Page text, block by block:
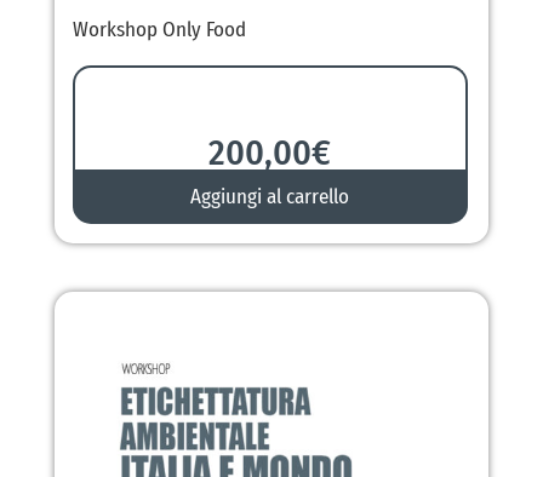
Workshop Only Food
200,00€
Aggiungi al carrello